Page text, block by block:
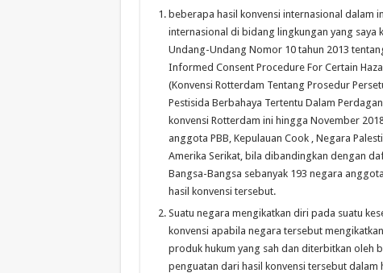
beberapa hasil konvensi internasional dalam
internasional di bidang lingkungan yang saya
Undang-Undang Nomor 10 tahun 2013
Informed Consent Procedure For Certain
(Konvensi Rotterdam Tentang Prosedur
Pestisida Berbahaya Tertentu Dalam
konvensi Rotterdam ini hingga November
anggota PBB, Kepulauan Cook , Negara
Amerika Serikat, bila dibandingkan dengan
Bangsa-Bangsa sebanyak 193 negara
hasil konvensi tersebut.
Suatu negara mengikatkan diri pada suatu
konvensi apabila negara tersebut
produk hukum yang sah dan diterbitkan oleh
penguatan dari hasil konvensi tersebut